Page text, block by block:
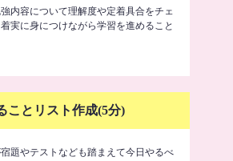
内容について理解度や定着具合をチェ
実に身につけながら学習を進めること
ことリスト作成(5分)
題やテストなども踏まえて今日やるべ